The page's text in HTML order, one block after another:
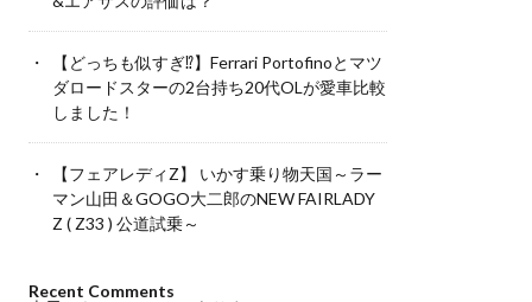
【どっちも似すぎ⁉︎】Ferrari Portofinoとマツ
ダロードスターの2台持ち20代OLが愛車比較
しました！
【フェアレディZ】 いかす乗り物天国～ラー
マン山田＆GOGO大二郎のNEW FAIRLADY
Z ( Z33 ) 公道試乗～
Recent Comments